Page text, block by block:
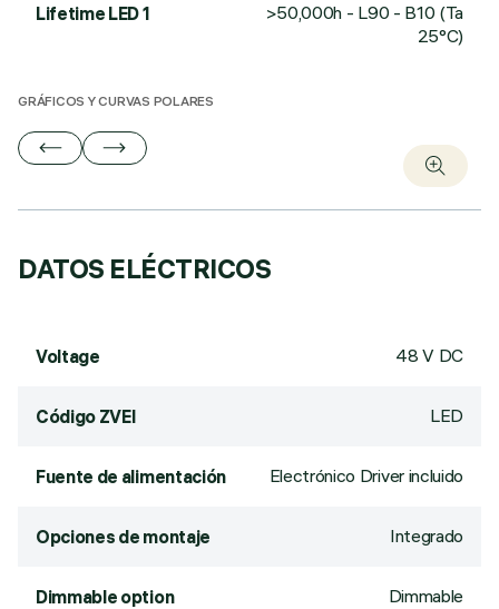
Lifetime LED 1
>50,000h - L90 - B10 (Ta
25°C)
GRÁFICOS Y CURVAS POLARES
DATOS ELÉCTRICOS
Voltage 48 V DC
Código ZVEI LED
Fuente de alimentación Electrónico Driver incluido
Opciones de montaje Integrado
Dimmable option Dimmable